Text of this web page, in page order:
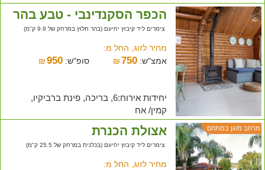
הכפר הסקנדינבי - טבע בהר
צימרים ליד קיבוץ יחיעם (בהר חלוץ במרחק של 9.9 ק"מ)
מחיר לזוג, החל מ:
אמצ"ש:
₪750 סופ"ש: ₪ 950
יחידות אירוח:6, בריכה, פינת ברביקיו,
קמין/ אח
מרחב מוגן במתחם אצולת הכנרת
צימרים ליד קיבוץ יחיעם (בכלנית במרחק של 25.5 ק"מ)
מחיר לזוג, החל מ: